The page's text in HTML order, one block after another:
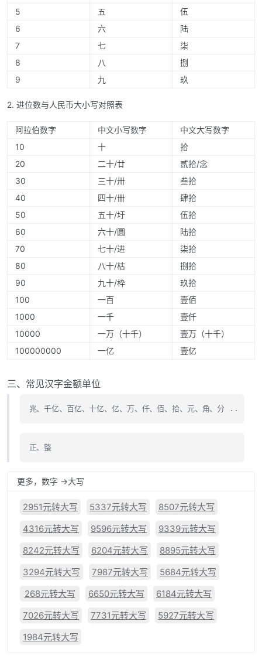
5
五
伍
6
六
陆
7
七
柒
8
八
捌
9
九 玖
2. 进位数与人民币大小写对照表
阿拉伯数字 中文小写数字
中文大写数字
10
十
拾
20
二十/廿
贰拾/念
30
三十/卅
叁拾
40
四十/卌
肆拾
50
五十/圩
伍拾
60
六十/圆
陆拾
70
七十/进
柒拾
80
八十/枯
捌拾
90
九十/枠
玖拾
100
一百
壹佰
1000
一千
壹仟
10000
一万（十千）
壹万（十千）
100000000
一亿 壹亿
三、常见汉字金额单位
兆、千亿、百亿、十亿、亿、万、仟、佰、拾、元、角、分 ..
正、整
更多，数字 ->大写
2951元转大写 5337元转大写
8507元转大写
4316元转大写
9596元转大写
9339元转大写
8242元转大写
6204元转大写
8895元转大写
3294元转大写
7987元转大写
5684元转大写
268元转大写
6650元转大写
6184元转大写
7026元转大写
7731元转大写
5927元转大写
1984元转大写